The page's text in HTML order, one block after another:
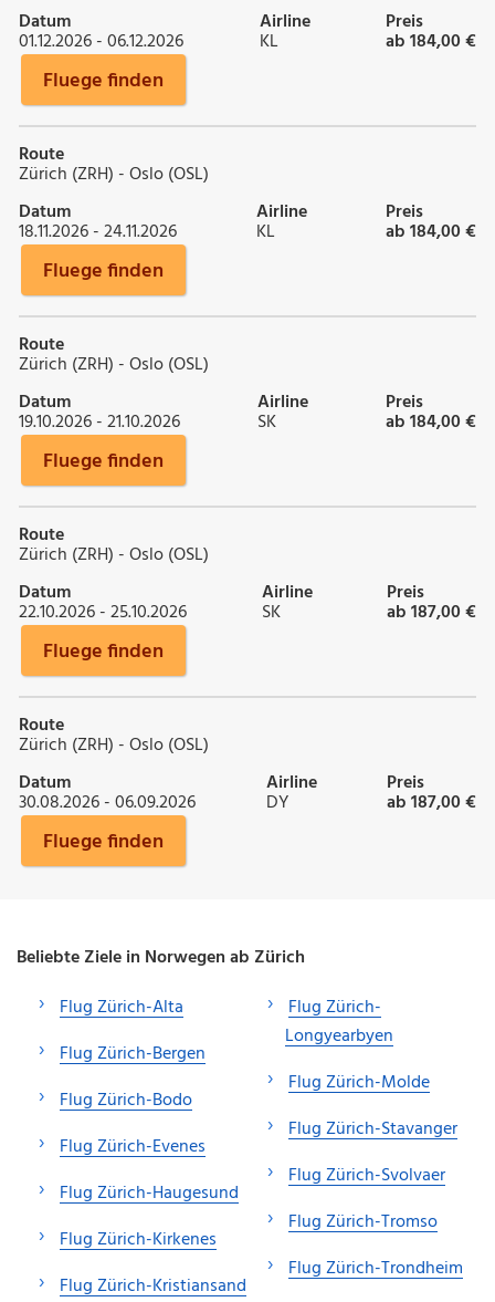
Datum
01.12.2026 - 06.12.2026
Airline
KL
Preis
ab 184,00 €
Fluege finden
Route
Zürich (ZRH) - Oslo (OSL)
Datum
18.11.2026 - 24.11.2026
Airline
KL
Preis
ab 184,00 €
Fluege finden
Route
Zürich (ZRH) - Oslo (OSL)
Datum
19.10.2026 - 21.10.2026
Airline
SK
Preis
ab 184,00 €
Fluege finden
Route
Zürich (ZRH) - Oslo (OSL)
Datum
22.10.2026 - 25.10.2026
Airline
SK
Preis
ab 187,00 €
Fluege finden
Route
Zürich (ZRH) - Oslo (OSL)
Datum
30.08.2026 - 06.09.2026
Airline
DY
Preis
ab 187,00 €
Fluege finden
Beliebte Ziele in Norwegen ab Zürich
Flug Zürich-Alta
Flug Zürich-Bergen
Flug Zürich-Bodo
Flug Zürich-Evenes
Flug Zürich-Haugesund
Flug Zürich-Kirkenes
Flug Zürich-Kristiansand
Flug Zürich-
Longyearbyen
Flug Zürich-Molde
Flug Zürich-Stavanger
Flug Zürich-Svolvaer
Flug Zürich-Tromso
Flug Zürich-Trondheim